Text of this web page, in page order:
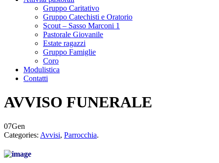
Gruppo Caritativo
Gruppo Catechisti e Oratorio
Scout – Sasso Marconi 1
Pastorale Giovanile
Estate ragazzi
Gruppo Famiglie
Coro
Modulistica
Contatti
AVVISO FUNERALE
07Gen
Categories: Avvisi, Parrocchia.